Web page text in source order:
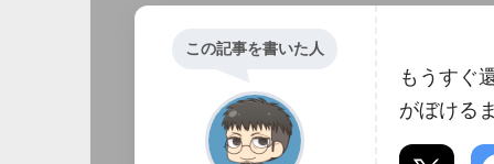
この記事を書いた人
もうすぐ
がぼける